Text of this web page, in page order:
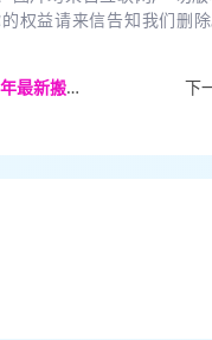
权益请来信告知我们删
幕大揭秘！ 下